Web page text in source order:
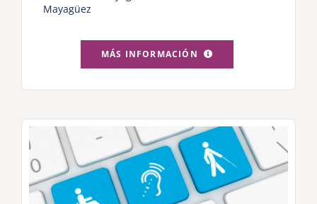
Mayagüez
MÁS INFORMACIÓN